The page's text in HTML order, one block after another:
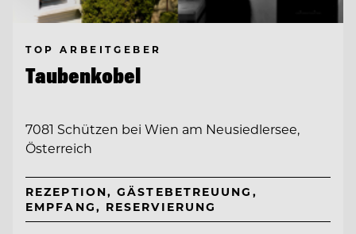
TOP ARBEITGEBER
Taubenkobel
7081 Schützen bei Wien am Neusiedlersee,
Österreich
REZEPTION, GÄSTEBETREUUNG,
EMPFANG, RESERVIERUNG